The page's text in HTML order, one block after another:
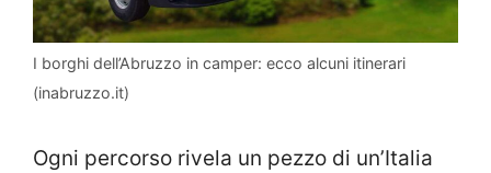
I borghi dell’Abruzzo in camper: ecco alcuni itinerari
(inabruzzo.it)
Ogni percorso rivela un pezzo di un’Italia